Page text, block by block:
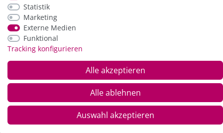
*Alle Preise inkl. der gesetzl. MwSt. zzgl.
und Versandkosten
Statistik
Marketing
Externe Medien
Funktional
Tracking konfigurieren
Alle akzeptieren
Alle ablehnen
Auswahl akzeptieren
© Copyright 2026 Alle Rechte vorbehalten. |